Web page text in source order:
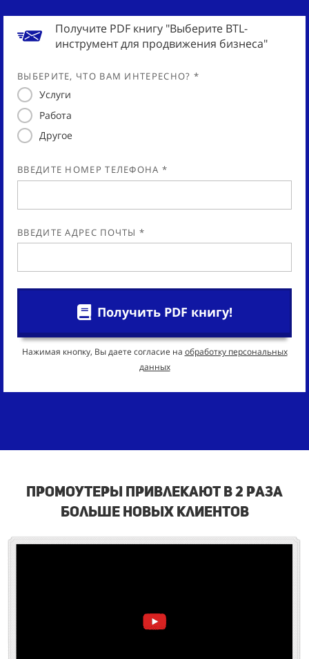
Получите PDF книгу "Выберите BTL-
инструмент для продвижения бизнеса"
ВЫБЕРИТЕ, ЧТО ВАМ ИНТЕРЕСНО? *
Услуги
Работа
Другое
ВВЕДИТЕ НОМЕР ТЕЛЕФОНА *
ВВЕДИТЕ АДРЕС ПОЧТЫ *
Получить PDF книгу!
Нажимая кнопку, Вы даете согласие на обработку персональных
данных
промоутеры привлекают в 2 раза
больше новых клиентов